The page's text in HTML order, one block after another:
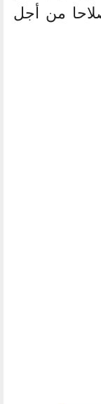
من أجل